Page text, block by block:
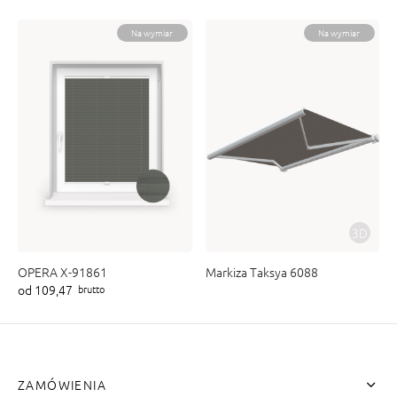
Na wymiar
OPERA X-91861
od 109,47 brutto
3D
Na wymiar
Markiza Taksya 6088
ZAMÓWIENIA